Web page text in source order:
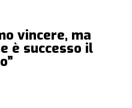
vincere, ma
è successo il